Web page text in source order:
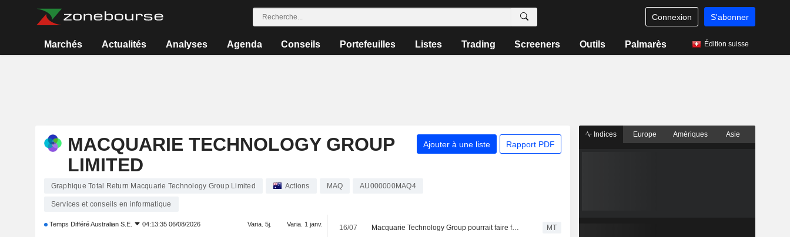
Connexion S'abonner
Marchés Actualités Analyses Agenda Conseils Portefeuilles Listes Trading Screeners Outils Palmarès Édition suisse
MACQUARIE TECHNOLOGY GROUP
LIMITED
Ajouter à une liste Rapport PDF
Graphique Total Return Macquarie Technology Group Limited Actions MAQ AU000000MAQ4
Services et conseils en informatique
Temps DifféréAustralian S.E. 04:13:35 06/08/2026 Varia. 5j. Varia. 1 janv. 16/07 Macquarie Technology Group pourrait faire face à l'opposition locale pour son projet de centre de données en Nouvelle-Galles du Sud, selon Jefferies MT
Indices Europe Amériques Asie